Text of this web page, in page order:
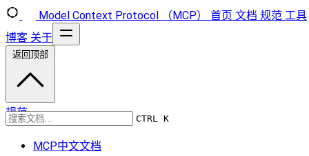
Model Context Protocol （MCP） 首页 文档 规范 工具
博客 关于
CTRL K
MCP中文文档
返回顶部
规范